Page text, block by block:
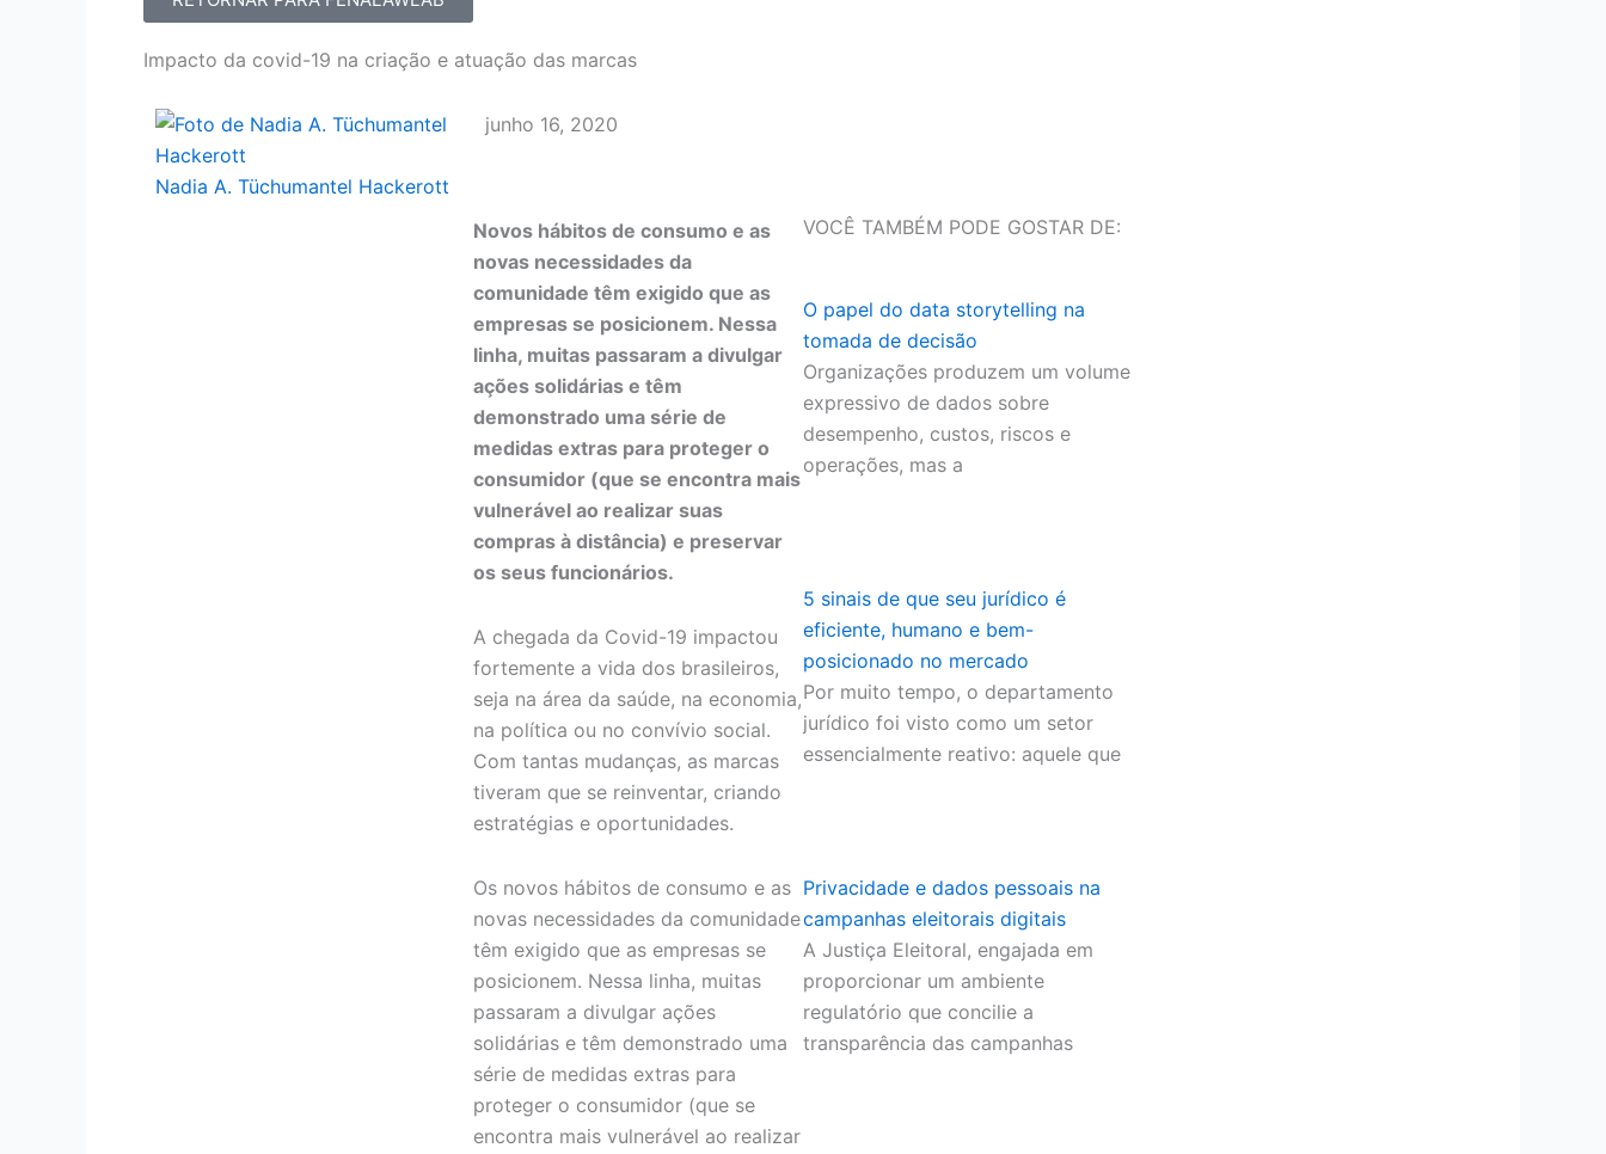
Impacto da covid-19 na criação e atuação das marcas
Nadia A. Tüchumantel Hackerott
junho 16, 2020
Novos hábitos de consumo e as
novas necessidades da
comunidade têm exigido que as
empresas se posicionem. Nessa
linha, muitas passaram a divulgar
ações solidárias e têm
demonstrado uma série de
medidas extras para proteger o
consumidor (que se encontra mais
vulnerável ao realizar suas
compras à distância) e preservar
os seus funcionários.
A chegada da Covid-19 impactou
fortemente a vida dos brasileiros,
seja na área da saúde, na economia,
na política ou no convívio social.
Com tantas mudanças, as marcas
tiveram que se reinventar, criando
estratégias e oportunidades.
Os novos hábitos de consumo e as
novas necessidades da comunidade
têm exigido que as empresas se
posicionem. Nessa linha, muitas
passaram a divulgar ações
solidárias e têm demonstrado uma
série de medidas extras para
proteger o consumidor (que se
encontra mais vulnerável ao realizar
VOCÊ TAMBÉM PODE GOSTAR DE:
O papel do data storytelling na
tomada de decisão
Organizações produzem um volume
expressivo de dados sobre
desempenho, custos, riscos e
operações, mas a
5 sinais de que seu jurídico é
eficiente, humano e bem-
posicionado no mercado
Por muito tempo, o departamento
jurídico foi visto como um setor
essencialmente reativo: aquele que
Privacidade e dados pessoais na
campanhas eleitorais digitais
A Justiça Eleitoral, engajada em
proporcionar um ambiente
regulatório que concilie a
transparência das campanhas